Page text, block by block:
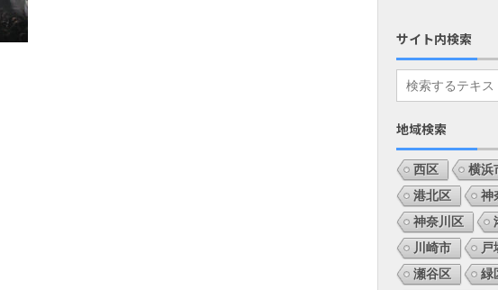
サイト内検索
地域検索
西区 横浜
港北区
神
神奈川区
川崎市
戸
瀬谷区
緑